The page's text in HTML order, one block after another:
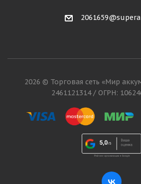
2026 © Торговая сеть «Мир
2461121314 / ОГРН: